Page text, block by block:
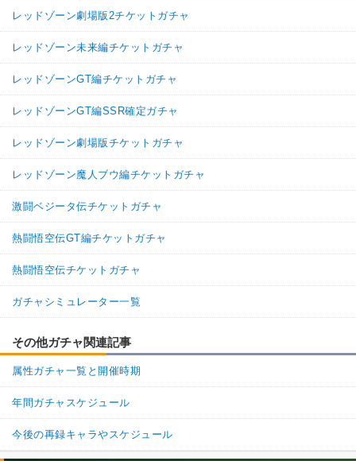
レッドゾーン劇場版2チケットガチャ
レッドゾーン未来編チケットガチャ
レッドゾーンGT編チケットガチャ
レッドゾーンGT編SSR確定ガチャ
レッドゾーン劇場版チケットガチャ
レッドゾーン魔人ブウ編チケットガチャ
激闘ベジータ伝チケットガチャ
熱闘悟空伝GT編チケットガチャ
熱闘悟空伝チケットガチャ
ガチャシミュレーター一覧
その他ガチャ関連記事
属性ガチャ一覧と開催時期
年間ガチャスケジュール
今後の再録キャラやスケジュール